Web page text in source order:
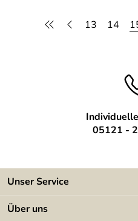
13 14
05121 -
Unser Service
Kontakt
Über uns